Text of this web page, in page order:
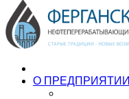
О ПРЕДПРИЯТИИ